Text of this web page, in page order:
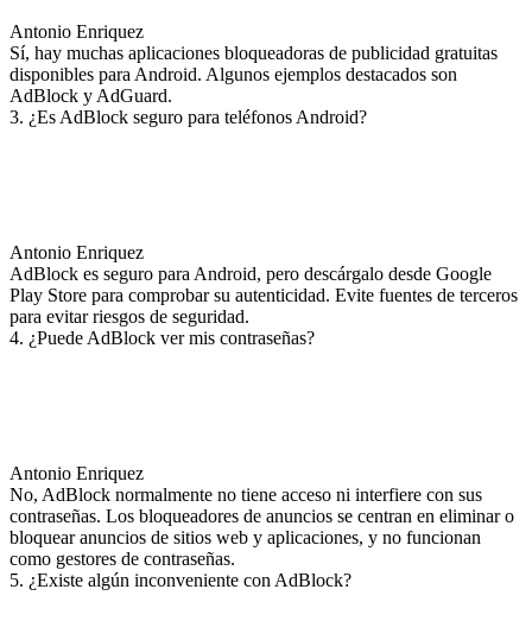
Antonio Enriquez
Sí, hay muchas aplicaciones bloqueadoras de publicidad gratuitas
disponibles para Android. Algunos ejemplos destacados son
AdBlock y AdGuard.
3. ¿Es AdBlock seguro para teléfonos Android?
Antonio Enriquez
AdBlock es seguro para Android, pero descárgalo desde Google
Play Store para comprobar su autenticidad. Evite fuentes de terceros
para evitar riesgos de seguridad.
4. ¿Puede AdBlock ver mis contraseñas?
Antonio Enriquez
No, AdBlock normalmente no tiene acceso ni interfiere con sus
contraseñas. Los bloqueadores de anuncios se centran en eliminar o
bloquear anuncios de sitios web y aplicaciones, y no funcionan
como gestores de contraseñas.
5. ¿Existe algún inconveniente con AdBlock?